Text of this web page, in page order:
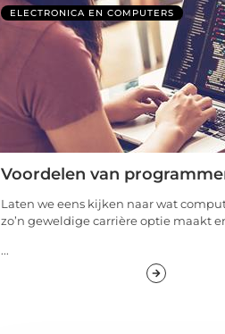
ELECTRONICA EN COMPUTERS
Voordelen van
Laten we eens kijken naar wat
zo’n geweldige carrière optie maakt
...